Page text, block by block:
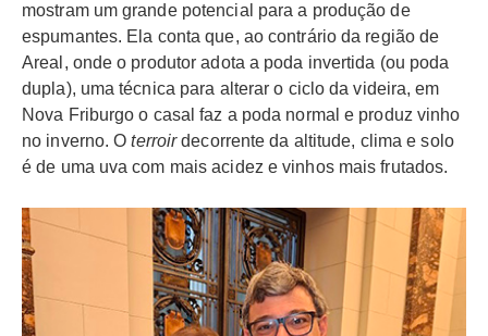
mostram um grande potencial para a produção de
espumantes. Ela conta que, ao contrário da região de
Areal, onde o produtor adota a poda invertida (ou poda
dupla), uma técnica para alterar o ciclo da videira, em
Nova Friburgo o casal faz a poda normal e produz vinho
no inverno. Oterroirdecorrente da altitude, clima e solo
é de uma uva com mais acidez e vinhos mais frutados.